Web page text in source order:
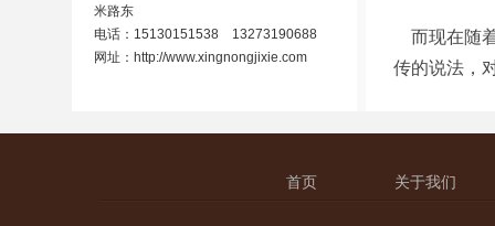
米路东
电话：15130151538 13273190688
网址： http://www.xingnongjixie.com
而现在随
传的说法，
首页 关于我们